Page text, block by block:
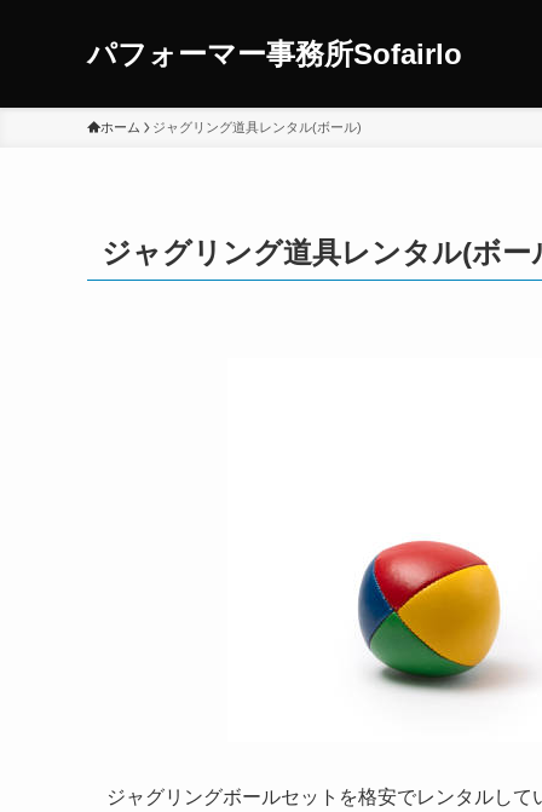
パフォーマー事務所Sofairlo
ホーム ジャグリング道具レンタル(ボール)
ジャグリング道具レンタル(ボー
ジャグリングボールセットを格安でレンタルして